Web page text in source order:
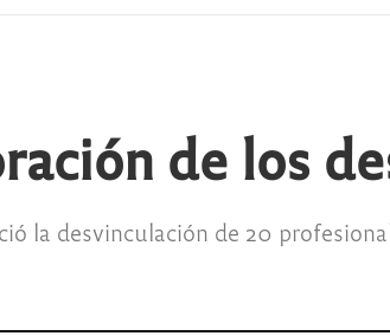
de los
la desvinculación de 20